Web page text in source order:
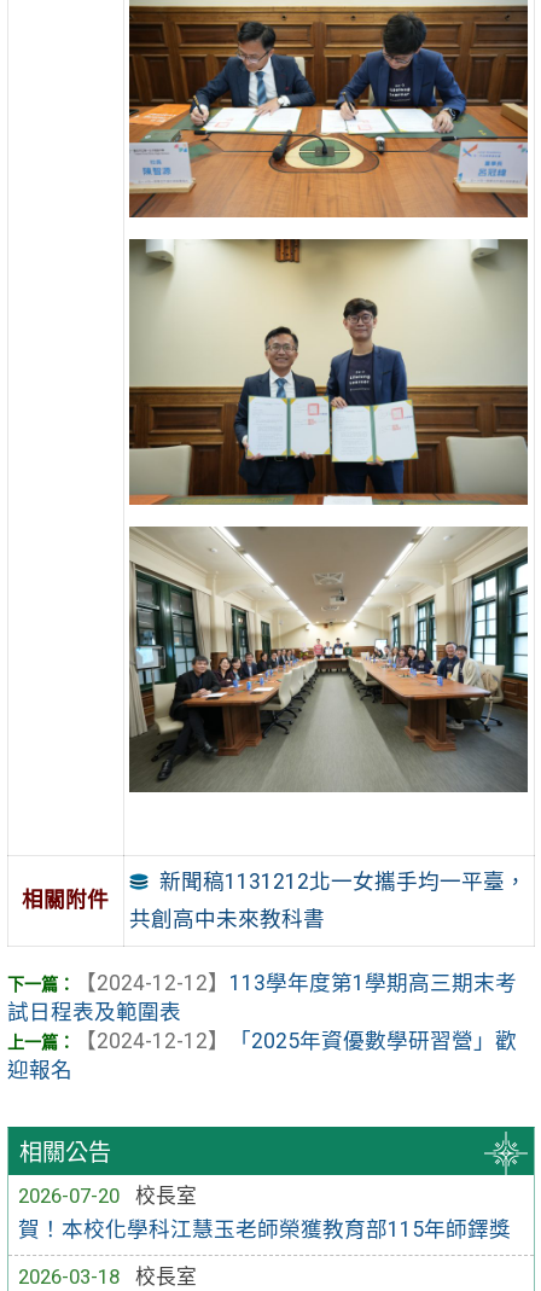
相關公告
2026-07-20
校長室
賀！本校化學科江慧玉老師榮獲教育部115年師鐸獎
2026-03-18
校長室
相關附件
新聞稿1131212北一女攜手均一平臺，
共創高中未來教科書
【2024-12-12】 113學年度第1學期高三期末考
試日程表及範圍表
【2024-12-12】
「2025年資優數學研習營」歡
迎報名